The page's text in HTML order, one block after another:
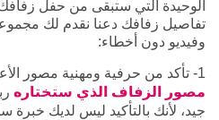
الوحيدة التي ستبقى من حفل
تفاصيل زفافك دعنا نقدم لك
وفيديو دون أخطاء:
1- تأكد من حرفية ومهنية مصور الأعراس: إن حرفية وخبرة
مصور الزفاف الذي ستختاره
جيد، لأنك بالتأكيد ليس لديك خبرة